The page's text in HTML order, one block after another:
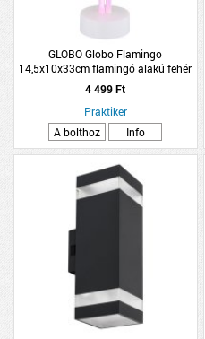
GLOBO Globo Flamingo
14,5x10x33cm flamingó alakú fehér
matt asztali LED dekor lámpa
4 499 Ft
Praktiker
A bolthoz
Info